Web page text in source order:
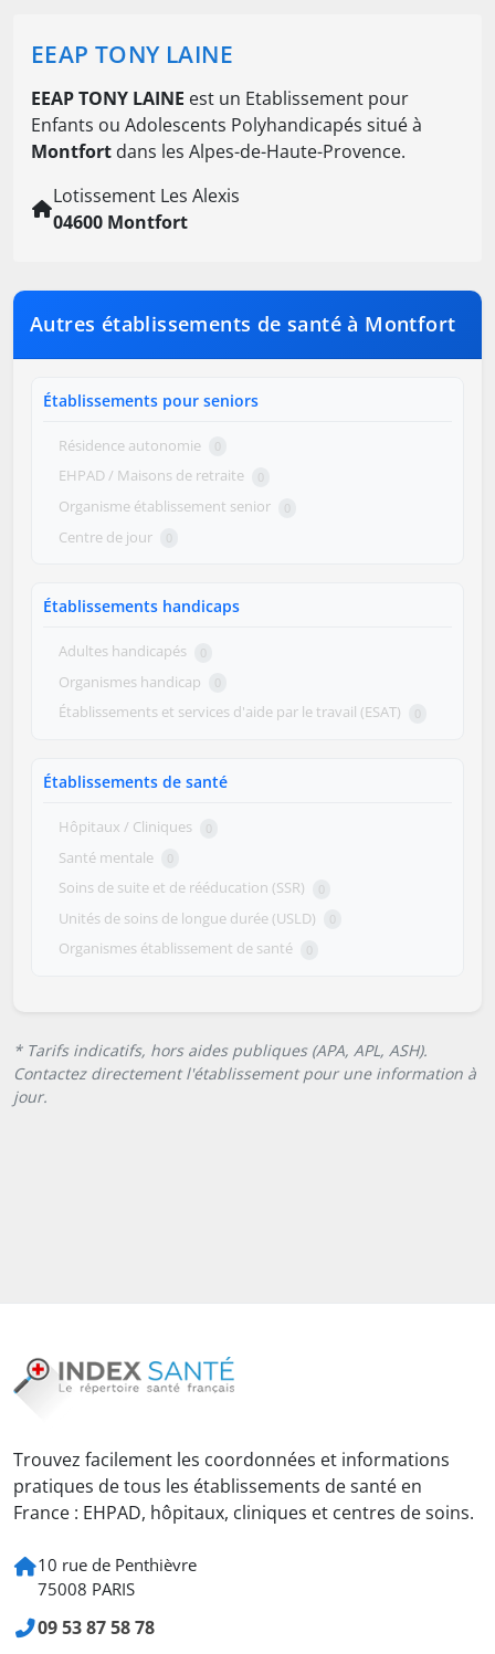
EEAP TONY LAINE
EEAP TONY LAINE est un Etablissement pour
Enfants ou Adolescents Polyhandicapés situé à
Montfort dans les Alpes-de-Haute-Provence.
Lotissement Les Alexis
04600 Montfort
Autres établissements de santé à Montfort
Établissements pour seniors
Résidence autonomie 0
EHPAD / Maisons de retraite 0
Organisme établissement senior 0
Centre de jour 0
Établissements handicaps
Adultes handicapés 0
Organismes handicap 0
Établissements et services d'aide par le travail (ESAT) 0
Établissements de santé
Hôpitaux / Cliniques 0
Santé mentale 0
Soins de suite et de rééducation (SSR) 0
Unités de soins de longue durée (USLD) 0
Organismes établissement de santé 0
* Tarifs indicatifs, hors aides publiques (APA, APL, ASH).
Contactez directement l'établissement pour une information à
jour.
Trouvez facilement les coordonnées et informations
pratiques de tous les établissements de santé en
France : EHPAD, hôpitaux, cliniques et centres de soins.
10 rue de Penthièvre
75008 PARIS
09 53 87 58 78